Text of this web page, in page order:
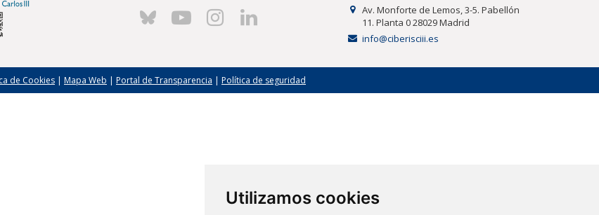
Utilizamos cookies
Av. Monforte de Lemos, 3-5. Pabellón
11. Planta 0 28029 Madrid
info@ciberisciii.es
de Cookies | Mapa Web | Portal de Transparencia | Política de seguridad